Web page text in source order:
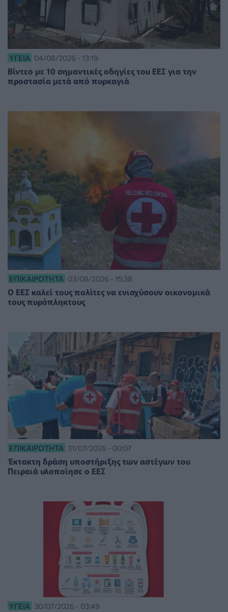
ΥΓΕΊΑ 04/08/2026 - 13:19
Βίντεο με 10 σημαντικές οδηγίες του ΕΕΣ για την
προστασία μετά από πυρκαγιά
ΕΠΙΚΑΙΡΌΤΗΤΑ 03/08/2026 - 15:38
O ΕΕΣ καλεί τους πολίτες να ενισχύσουν οικονομικά
τους πυρόπληκτους
ΕΠΙΚΑΙΡΌΤΗΤΑ 31/07/2026 - 00:07
Έκτακτη δράση υποστήριξης των αστέγων του
Πειραιά υλοποίησε ο ΕΕΣ
ΥΓΕΊΑ 30/07/2026 - 03:49